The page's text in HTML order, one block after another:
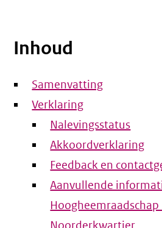
Inhoud
Samenvatting
Verklaring
Nalevingsstatus
Akkoordverklaring
Feedback en
Aanvullende